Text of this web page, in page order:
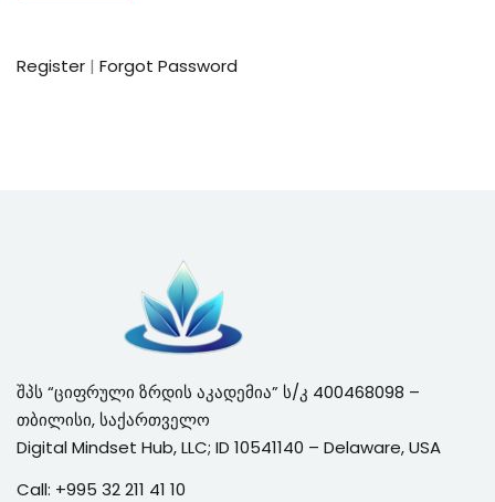
Register | Forgot Password
შპს “ციფრული ზრდის აკადემია” ს/კ 400468098 –
თბილისი, საქართველო
Digital Mindset Hub, LLC; ID 10541140 – Delaware, USA
Call: +995 32 211 41 10